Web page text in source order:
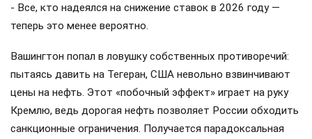
- Все, кто надеялся на снижение ставок в 2026 году —
теперь это менее вероятно.
Вашингтон попал в ловушку собственных противоречий:
пытаясь давить на Тегеран, США невольно взвинчивают
цены на нефть. Этот «побочный эффект» играет на руку
Кремлю, ведь дорогая нефть позволяет России обходить
санкционные ограничения. Получается парадоксальная